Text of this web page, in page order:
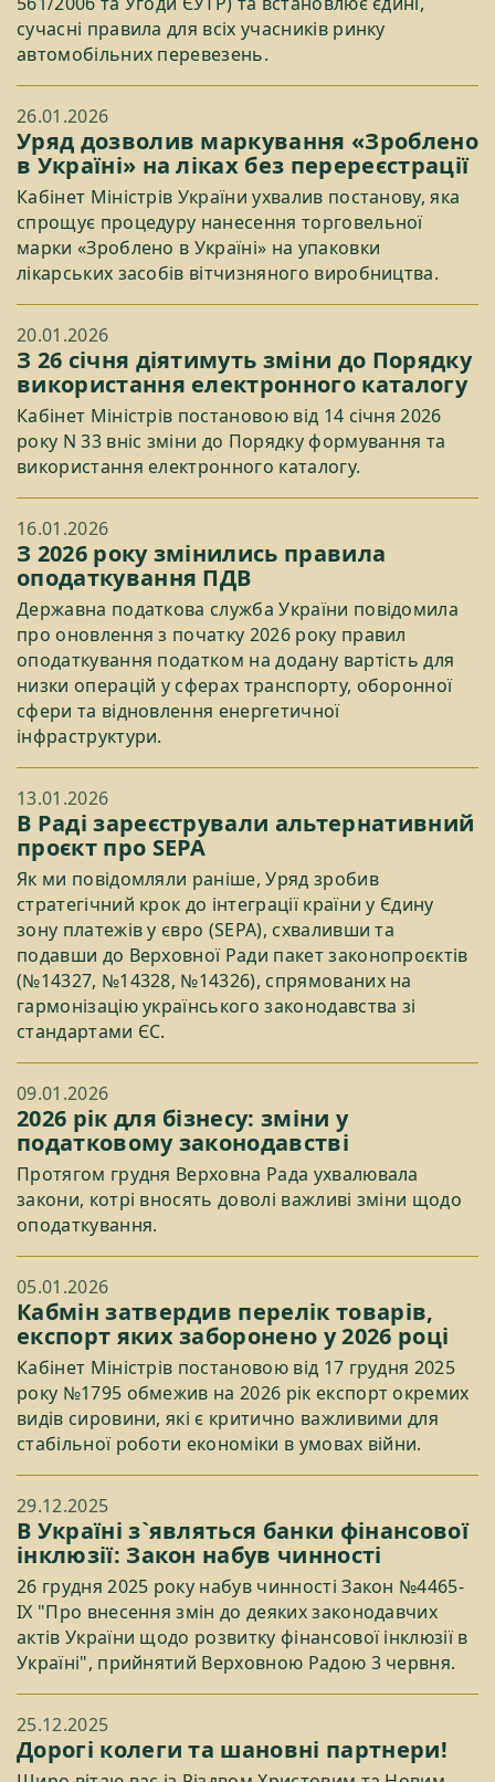
сучасні правила для всіх учасників ринку
автомобільних перевезень.
26.01.2026
Уряд дозволив маркування «Зроблено
в Україні» на ліках без перереєстрації
Кабінет Міністрів України ухвалив постанову, яка
спрощує процедуру нанесення торговельної
марки «Зроблено в Україні» на упаковки
лікарських засобів вітчизняного виробництва.
20.01.2026
З 26 січня діятимуть зміни до Порядку
використання електронного каталогу
Кабінет Міністрів постановою від 14 січня 2026
року N 33 вніс зміни до Порядку формування та
використання електронного каталогу.
16.01.2026
З 2026 року змінились правила
оподаткування ПДВ
Державна податкова служба України повідомила
про оновлення з початку 2026 року правил
оподаткування податком на додану вартість для
низки операцій у сферах транспорту, оборонної
сфери та відновлення енергетичної
інфраструктури.
13.01.2026
В Раді зареєстрували альтернативний
проєкт про SEPA
Як ми повідомляли раніше, Уряд зробив
стратегічний крок до інтеграції країни у Єдину
зону платежів у євро (SEPA), схваливши та
подавши до Верховної Ради пакет законопроєктів
(№14327, №14328, №14326), спрямованих на
гармонізацію українського законодавства зі
стандартами ЄС.
09.01.2026
2026 рік для бізнесу: зміни у
податковому законодавстві
Протягом грудня Верховна Рада ухвалювала
закони, котрі вносять доволі важливі зміни щодо
оподаткування.
05.01.2026
Кабмін затвердив перелік товарів,
експорт яких заборонено у 2026 році
Кабінет Міністрів постановою від 17 грудня 2025
року №1795 обмежив на 2026 рік експорт окремих
видів сировини, які є критично важливими для
стабільної роботи економіки в умовах війни.
29.12.2025
В Україні з`являться банки фінансової
інклюзії: Закон набув чинності
26 грудня 2025 року набув чинності Закон №4465-
IX "Про внесення змін до деяких законодавчих
актів України щодо розвитку фінансової інклюзії в
Україні", прийнятий Верховною Радою 3 червня.
25.12.2025
Дорогі колеги та шановні партнери!